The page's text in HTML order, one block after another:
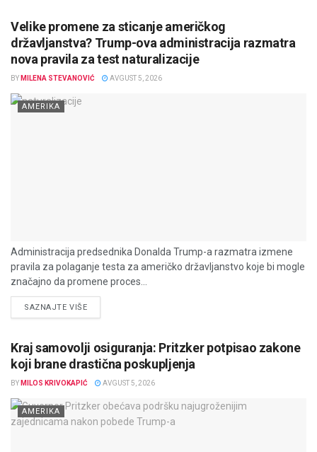
Velike promene za sticanje američkog
državljanstva? Trump-ova administracija razmatra
nova pravila za test naturalizacije
BY MILENA STEVANOVIĆ AVGUST 5, 2026
AMERIKA
Administracija predsednika Donalda Trump-a razmatra izmene
pravila za polaganje testa za američko državljanstvo koje bi mogle
značajno da promene proces...
SAZNAJTE VIŠEDETAILS
Kraj samovolji osiguranja: Pritzker potpisao zakone
koji brane drastična poskupljenja
BY MILOS KRIVOKAPIĆ AVGUST 5, 2026
AMERIKA